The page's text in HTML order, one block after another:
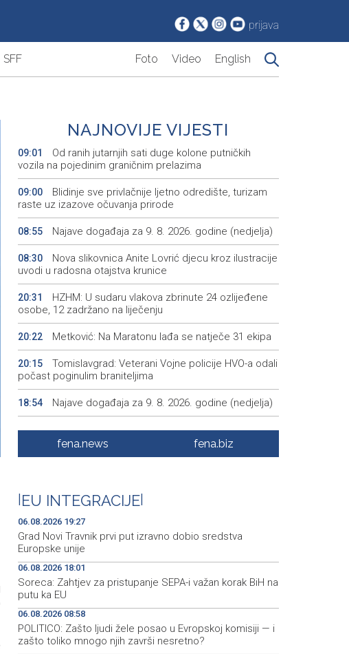
prijava
SFF Foto Video English
NAJNOVIJE VIJESTI
09:01
Od ranih jutarnjih sati duge kolone putničkih
vozila na pojedinim graničnim prelazima
09:00
Blidinje sve privlačnije ljetno odredište, turizam
raste uz izazove očuvanja prirode
08:55 Najave događaja za 9. 8. 2026. godine (nedjelja)
08:30
Nova slikovnica Anite Lovrić djecu kroz ilustracije
uvodi u radosna otajstva krunice
20:31
HZHM: U sudaru vlakova zbrinute 24 ozlijeđene
osobe, 12 zadržano na liječenju
20:22 Metković: Na Maratonu lađa se natječe 31 ekipa
20:15
Tomislavgrad: Veterani Vojne policije HVO-a odali
počast poginulim braniteljima
18:54 Najave događaja za 9. 8. 2026. godine (nedjelja)
18:34
Vance: SAD očekuje od Irana da osigura siguran
protok nafte kroz Hormuški moreuz
fena.news fena.biz
EU INTEGRACIJE|
06.08.2026 19:27
Grad Novi Travnik prvi put izravno dobio sredstva
Europske unije
06.08.2026 18:01
Soreca: Zahtjev za pristupanje SEPA-i važan korak BiH na
putu ka EU
06.08.2026 08:58
POLITICO: Zašto ljudi žele posao u Evropskoj komisiji — i
zašto toliko mnogo njih završi nesretno?